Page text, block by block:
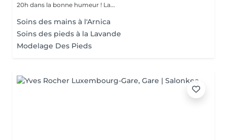
20h dans la bonne humeur ! La...
Soins des mains à l'Arnica
Soins des pieds à la Lavande
Modelage Des Pieds